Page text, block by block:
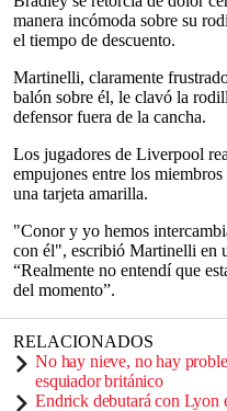
manera incómoda sobre su
el tiempo de descuento.
Martinelli, claramente
balón sobre él, le clavó la
defensor fuera de la cancha.
Los jugadores de Liverpool
empujones entre los
una tarjeta amarilla.
"Conor y yo hemos
con él", escribió Martinelli en
“Realmente no entendí que
del momento”.
RELACIONADOS
No hay nieve, no hay
esquiador británico
Endrick debutará con Lyon